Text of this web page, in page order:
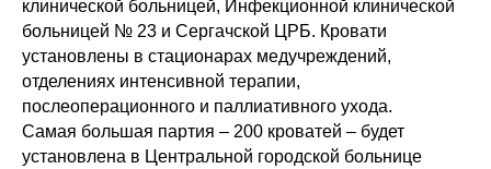
клинической больницей, Инфекционной клинической
больницей № 23 и Сергачской ЦРБ. Кровати
установлены в стационарах медучреждений,
отделениях интенсивной терапии,
послеоперационного и паллиативного ухода.
Самая большая партия – 200 кроватей – будет
установлена в Центральной городской больнице